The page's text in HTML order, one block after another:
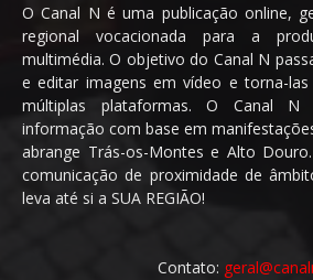
O Canal N é uma publicação online,
regional vocacionada para a
multimédia. O objetivo do Canal N
e editar imagens em vídeo e torna-las
múltiplas plataformas. O Canal N
informação com base em
abrange Trás-os-Montes e Alto
comunicação de proximidade de
leva até si a SUA REGIÃO!
Contato: